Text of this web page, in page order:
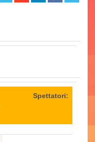
Spettatori: